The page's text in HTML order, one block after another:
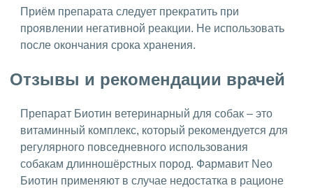
Приём препарата следует прекратить при
проявлении негативной реакции. Не использовать
после окончания срока хранения.
Отзывы и рекомендации врачей
Препарат Биотин ветеринарный для собак – это
витаминный комплекс, который рекомендуется для
регулярного повседневного использования
собакам длинношёрстных пород. Фармавит Neo
Биотин применяют в случае недостатка в рационе